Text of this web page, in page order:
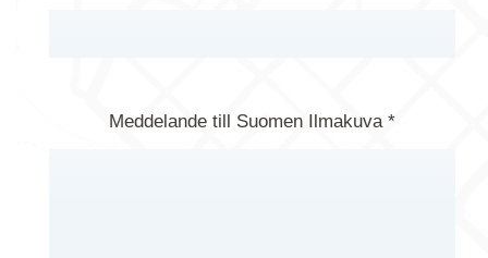
Meddelande till Suomen Ilmakuva *